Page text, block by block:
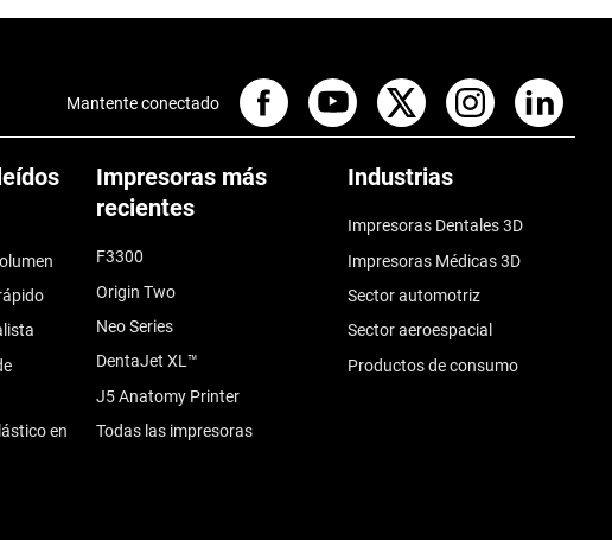
en
Impresoras más
recientes
F3300
Origin Two
Neo Series
DentaJet XL™
J5 Anatomy Printer
Todas las impresoras
Industrias
Impresoras Dentales 3D
Impresoras Médicas 3D
Sector automotriz
Sector aeroespacial
Productos de consumo
Mantente conectado